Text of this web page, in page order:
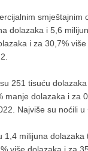
smještajnim
dolazaka i 5,6
i za 30,7%
251 tisuću
manje dolazaka i za
Najviše su noćili u
1,4 milijuna dolazaka
više dolazaka i za